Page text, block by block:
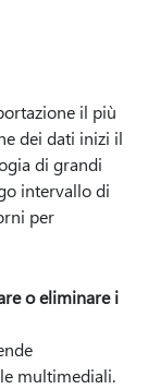
il più
dei dati inizi il
di grandi
intervallo di
per
o eliminare i
multimediali.